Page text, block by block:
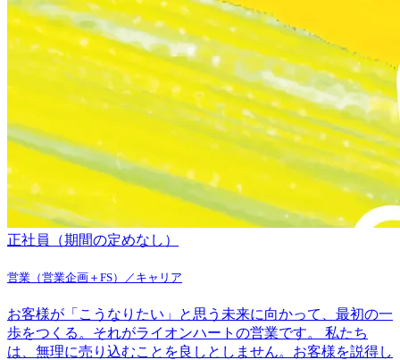
正社員（期間の定めなし）
営業（営業企画＋FS）／キャリア
お客様が「こうなりたい」と思う未来に向かって、最初の一
歩をつくる。それがライオンハートの営業です。 私たち
は、無理に売り込むことを良しとしません。お客様を説得し